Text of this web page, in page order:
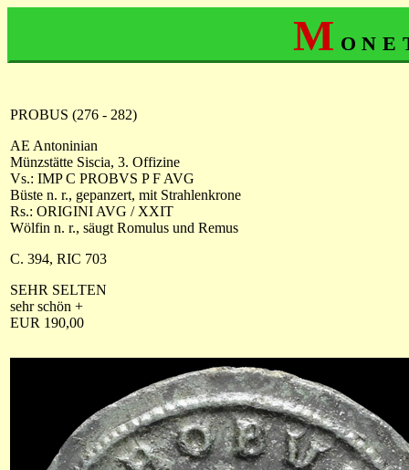
M
PROBUS (276 - 282)
AE Antoninian
Münzstätte Siscia, 3. Offizine
Vs.: IMP C PROBVS P F AVG
Büste n. r., gepanzert, mit Strahlenkrone
Rs.: ORIGINI AVG / XXIT
Wölfin n. r., säugt Romulus und Remus
C. 394, RIC 703
SEHR SELTEN
sehr schön +
EUR 190,00